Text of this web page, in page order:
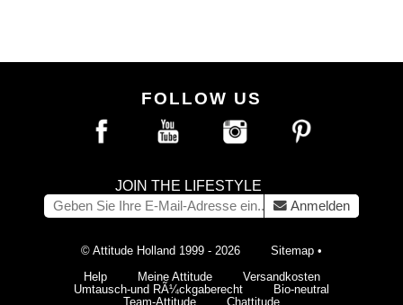
FOLLOW US
JOIN THE LIFESTYLE
Anmelden
© Attitude Holland 1999 - 2026 Sitemap •
Help
Meine Attitude
Versandkosten
Umtausch-und RÃ¼ckgaberecht
Bio-neutral
Team-Attitude
Chattitude